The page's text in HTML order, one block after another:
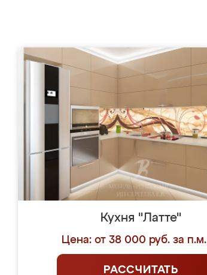
Кухня "Латте"
Цена: от 38 000 руб. за п.м.
РАССЧИТАТЬ